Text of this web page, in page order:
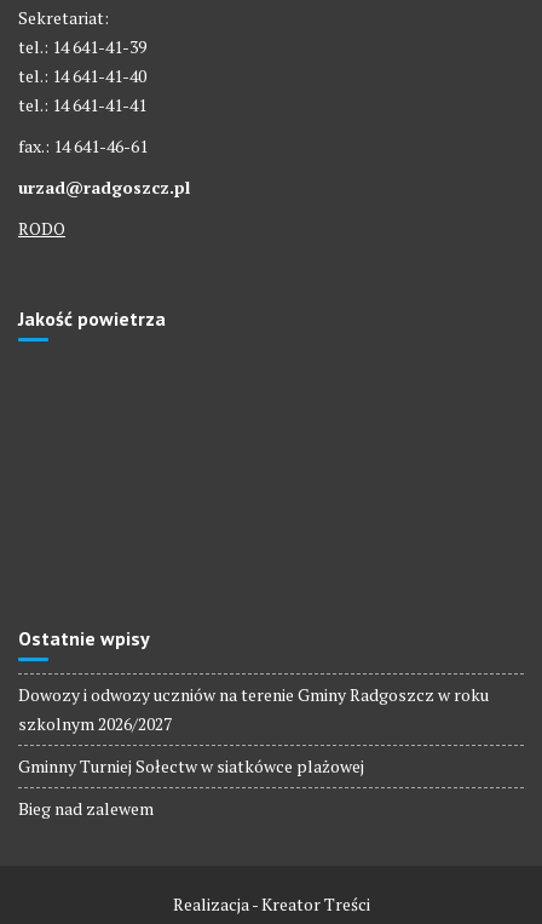
Sekretariat:
tel.: 14 641-41-39
tel.: 14 641-41-40
tel.: 14 641-41-41
fax.: 14 641-46-61
urzad@radgoszcz.pl
RODO
Jakość powietrza
Ostatnie wpisy
Dowozy i odwozy uczniów na terenie Gminy Radgoszcz w roku
szkolnym 2026/2027
Gminny Turniej Sołectw w siatkówce plażowej
Bieg nad zalewem
Realizacja - Kreator Treści